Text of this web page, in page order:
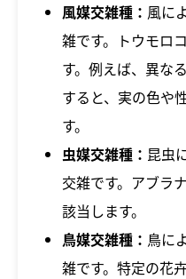
風媒交雑種： 風に
雑です。トウモロ
す。例えば、異な
すると、実の色や
す。
虫媒交雑種： 昆虫
交雑です。アブラ
該当します。
鳥媒交雑種： 鳥に
雑です。特定の花